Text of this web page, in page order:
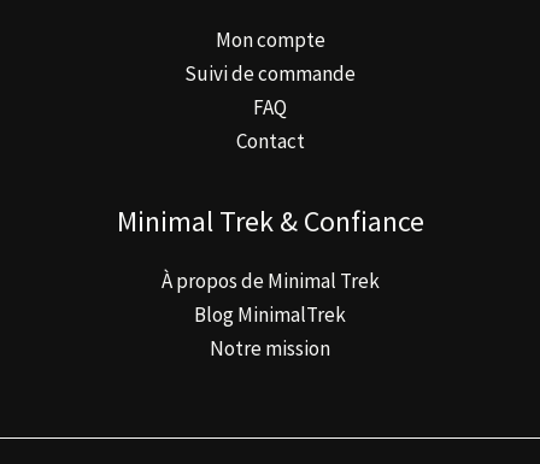
Mon compte
Suivi de commande
FAQ
Contact
Minimal Trek & Confiance
À propos de Minimal Trek
Blog MinimalTrek
Notre mission